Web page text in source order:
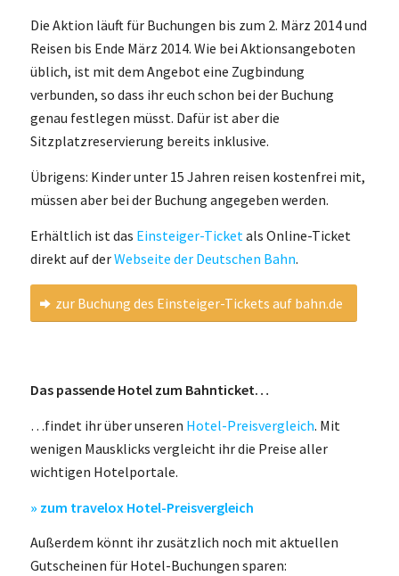
Die Aktion läuft für Buchungen bis zum 2. März 2014 und
Reisen bis Ende März 2014. Wie bei Aktionsangeboten
üblich, ist mit dem Angebot eine Zugbindung
verbunden, so dass ihr euch schon bei der Buchung
genau festlegen müsst. Dafür ist aber die
Sitzplatzreservierung bereits inklusive.
Übrigens: Kinder unter 15 Jahren reisen kostenfrei mit,
müssen aber bei der Buchung angegeben werden.
Erhältlich ist das Einsteiger-Ticket als Online-Ticket
direkt auf derWebseite der Deutschen Bahn.
zur Buchung des Einsteiger-Tickets auf bahn.de
Das passende Hotel zum Bahnticket…
…findet ihr über unseren Hotel-Preisvergleich. Mit
wenigen Mausklicks vergleicht ihr die Preise aller
wichtigen Hotelportale.
» zum travelox Hotel-Preisvergleich
Außerdem könnt ihr zusätzlich noch mit aktuellen
Gutscheinen für Hotel-Buchungen sparen: